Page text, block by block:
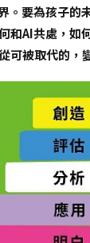
。要為孩子的
和AI共處，如
可被取代的，